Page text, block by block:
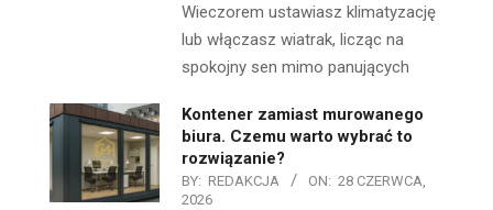
Wieczorem ustawiasz klimatyzację
lub włączasz wiatrak, licząc na
spokojny sen mimo panujących
Kontener zamiast murowanego
biura. Czemu warto wybrać to
rozwiązanie?
BY: REDAKCJA ON: 28 CZERWCA,
2026